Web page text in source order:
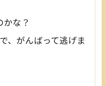
な？
、がんばって逃げま